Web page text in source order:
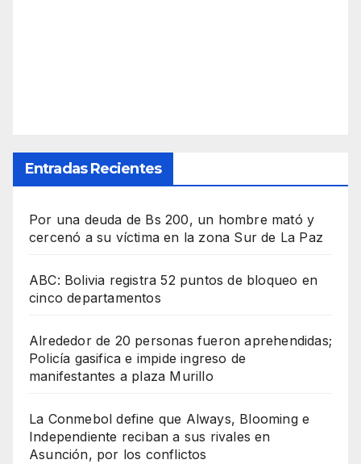
Entradas Recientes
Por una deuda de Bs 200, un hombre mató y
cercenó a su víctima en la zona Sur de La Paz
ABC: Bolivia registra 52 puntos de bloqueo en
cinco departamentos
Alrededor de 20 personas fueron aprehendidas;
Policía gasifica e impide ingreso de
manifestantes a plaza Murillo
La Conmebol define que Always, Blooming e
Independiente reciban a sus rivales en
Asunción, por los conflictos